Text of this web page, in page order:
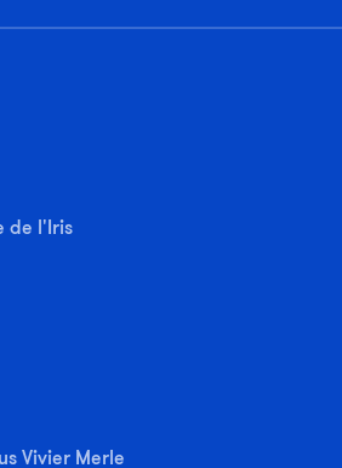
de l'Iris
Vivier Merle